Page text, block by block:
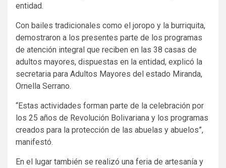
entidad.
Con bailes tradicionales como el joropo y la burriquita,
demostraron a los presentes parte de los programas
de atención integral que reciben en las 38 casas de
adultos mayores, dispuestas en la entidad, explicó la
secretaria para Adultos Mayores del estado Miranda,
Ornella Serrano.
“Estas actividades forman parte de la celebración por
los 25 años de Revolución Bolivariana y los programas
creados para la protección de las abuelas y abuelos”,
manifestó.
En el lugar también se realizó una feria de artesanía y